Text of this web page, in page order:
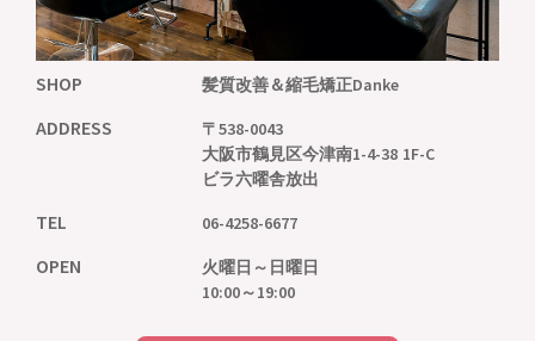
SHOP 髪質改善＆縮毛矯正Danke
ADDRESS
〒538-0043
大阪市鶴見区今津南1-4-38 1F-C
ビラ六曜舎放出
TEL 06-4258-6677
OPEN
火曜日～日曜日
10:00～19:00